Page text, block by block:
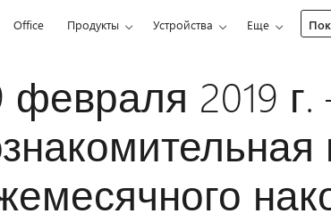
Office Продукты Устройства Еще
февраля 2019